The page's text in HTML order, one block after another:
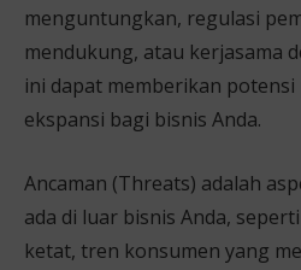
menguntungkan, regulasi
mendukung, atau kerjasama
ini dapat memberikan
ekspansi bagi bisnis Anda.
Ancaman (Threats) adalah
ada di luar bisnis Anda,
ketat, tren konsumen yang